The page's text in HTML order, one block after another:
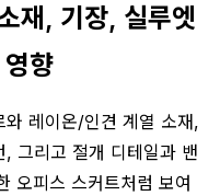
재, 기장, 실루엣
향
와 레이온/인견 계열 소재,
그리고 절개 디테일과 밴
오피스 스커트처럼 보여